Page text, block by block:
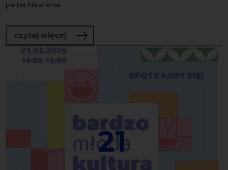
parter Na scenie...
czytaj więcej o Koncert Finałowy 2.
21